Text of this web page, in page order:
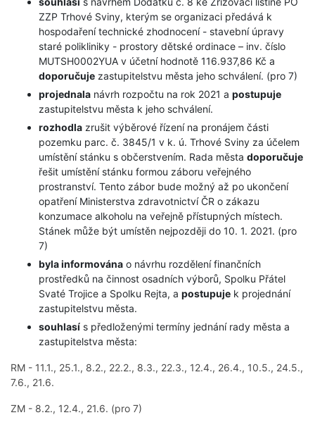
ZZP Trhové Sviny, kterým se organizaci předává k
hospodaření technické zhodnocení - stavební úpravy
staré polikliniky - prostory dětské ordinace – inv. číslo
MUTSH0002YUA v účetní hodnotě 116.937,86 Kč a
doporučuje zastupitelstvu města jeho schválení. (pro 7)
projednala návrh rozpočtu na rok 2021 a postupuje
zastupitelstvu města k jeho schválení.
rozhodla zrušit výběrové řízení na pronájem části
pozemku parc. č. 3845/1 v k. ú. Trhové Sviny za účelem
umístění stánku s občerstvením. Rada města doporučuje
řešit umístění stánku formou záboru veřejného
prostranství. Tento zábor bude možný až po ukončení
opatření Ministerstva zdravotnictví ČR o zákazu
konzumace alkoholu na veřejně přístupných místech.
Stánek může být umístěn nejpozději do 10. 1. 2021. (pro
7)
byla informována o návrhu rozdělení finančních
prostředků na činnost osadních výborů, Spolku Přátel
Svaté Trojice a Spolku Rejta, a postupuje k projednání
zastupitelstvu města.
souhlasí s předloženými termíny jednání rady města a
zastupitelstva města:
RM - 11.1., 25.1., 8.2., 22.2., 8.3., 22.3., 12.4., 26.4., 10.5., 24.5.,
7.6., 21.6.
ZM - 8.2., 12.4., 21.6. (pro 7)